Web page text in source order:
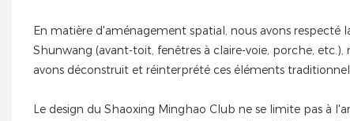
En matière d'aménagement spatial, nous avons
Shunwang (avant-toit, fenêtres à claire-voie, porche,
avons déconstruit et réinterprété ces éléments
Le design du Shaoxing Minghao Club ne se limite pas à